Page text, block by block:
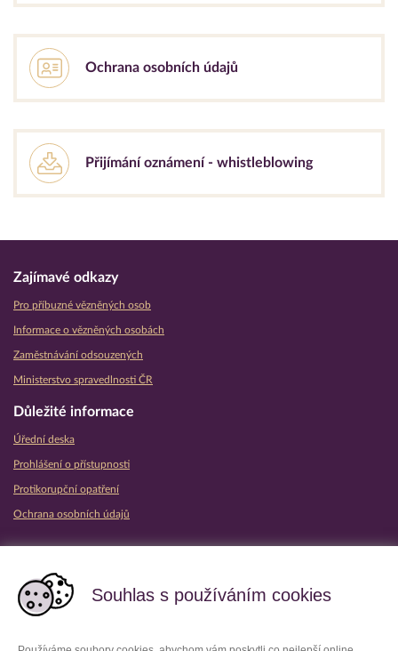
Souhlas s používáním cookies
Ochrana osobních údajů
Přijímání oznámení - whistleblowing
Zajímavé odkazy
Pro příbuzné vězněných osob
Informace o vězněných osobách
Zaměstnávání odsouzených
Ministerstvo spravedlnosti ČR
Důležité informace
Úřední deska
Prohlášení o přístupnosti
Protikorupční opatření
Ochrana osobních údajů